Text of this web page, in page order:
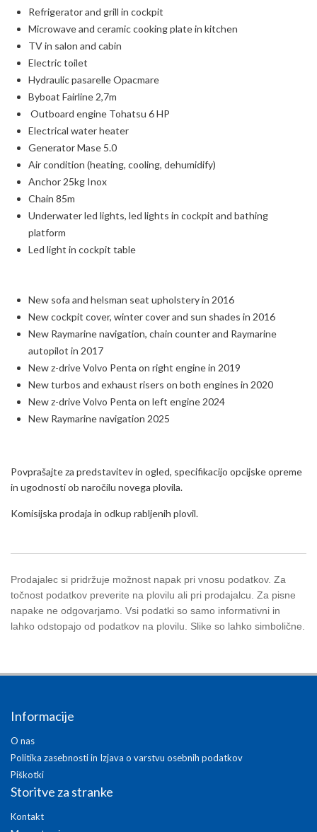
Refrigerator and grill in cockpit
Microwave and ceramic cooking plate in kitchen
TV in salon and cabin
Electric toilet
Hydraulic pasarelle Opacmare
Byboat Fairline 2,7m
Outboard engine Tohatsu 6 HP
Electrical water heater
Generator Mase 5.0
Air condition (heating, cooling, dehumidify)
Anchor 25kg Inox
Chain 85m
Underwater led lights, led lights in cockpit and bathing
platform
Led light in cockpit table
New sofa and helsman seat upholstery in 2016
New cockpit cover, winter cover and sun shades in 2016
New Raymarine navigation, chain counter and Raymarine
autopilot in 2017
New z-drive Volvo Penta on right engine in 2019
New turbos and exhaust risers on both engines in 2020
New z-drive Volvo Penta on left engine 2024
New Raymarine navigation 2025
Povprašajte za predstavitev in ogled, specifikacijo opcijske opreme
in ugodnosti ob naročilu novega plovila.
Komisijska prodaja in odkup rabljenih plovil.
Prodajalec si pridržuje možnost napak pri vnosu podatkov. Za
točnost podatkov preverite na plovilu ali pri prodajalcu. Za pisne
napake ne odgovarjamo. Vsi podatki so samo informativni in
lahko odstopajo od podatkov na plovilu. Slike so lahko simbolične.
Informacije
O nas
Politika zasebnosti in Izjava o varstvu osebnih podatkov
Piškotki
Storitve za stranke
Kontakt